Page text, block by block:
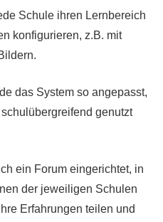
Schule ihren Lernbereich
konfigurieren, z.B. mit
das System so angepasst,
genutzt
ein Forum eingerichtet, in
der jeweiligen Schulen
Erfahrungen teilen und